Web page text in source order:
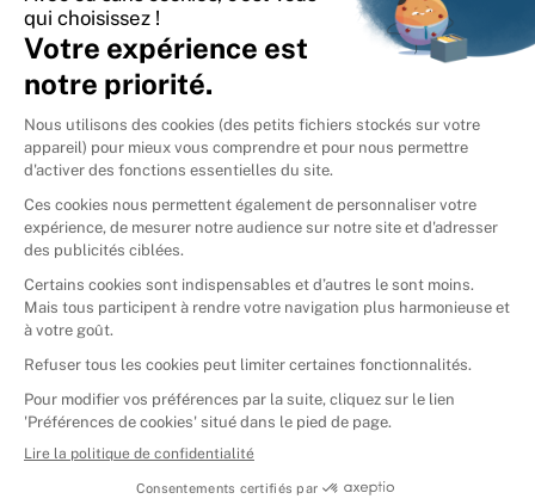
International
🇪🇸 Espagne
🇩🇪Allemagne
🇮🇹 Italie